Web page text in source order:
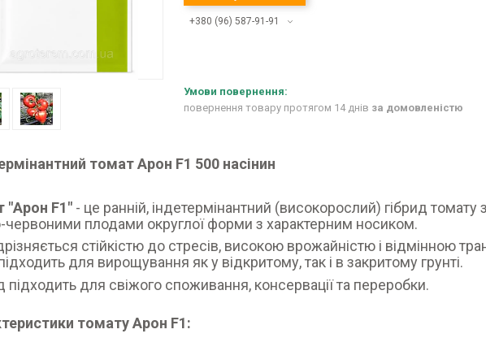
+380 (96) 587-91-91
повернення товару протягом 14 днів за домовленістю
томат Арон F1 500 насінин
"Арон F1" - це ранній, індетермінантний (високорослий) гібрид
червоними плодами округлої форми з характерним носиком.
стійкістю до стресів, високою врожайністю і відмінною
для вирощування як у відкритому, так і в закритому грунті.
підходить для свіжого споживання, консервації та переробки.
томату Арон F1: